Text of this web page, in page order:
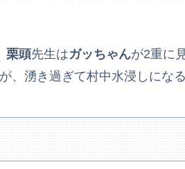
栗頭先生はガッちゃんが2重に
、湧き過ぎて村中水浸しにな